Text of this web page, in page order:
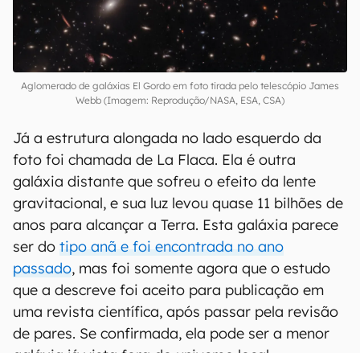
Aglomerado de galáxias El Gordo em foto tirada pelo telescópio James
Webb (Imagem: Reprodução/NASA, ESA, CSA)
Já a estrutura alongada no lado esquerdo da
foto foi chamada de La Flaca. Ela é outra
galáxia distante que sofreu o efeito da lente
gravitacional, e sua luz levou quase 11 bilhões de
anos para alcançar a Terra. Esta galáxia parece
ser do tipo anã e foi encontrada no ano
passado, mas foi somente agora que o estudo
que a descreve foi aceito para publicação em
uma revista científica, após passar pela revisão
de pares. Se confirmada, ela pode ser a menor